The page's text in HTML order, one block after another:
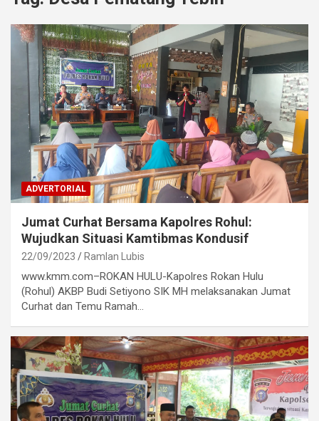
ADVERTORIAL
Jumat Curhat Bersama Kapolres Rohul:
Wujudkan Situasi Kamtibmas Kondusif
22/09/2023 Ramlan Lubis
www.kmm.com–ROKAN HULU-Kapolres Rokan Hulu
(Rohul) AKBP Budi Setiyono SIK MH melaksanakan Jumat
Curhat dan Temu Ramah…